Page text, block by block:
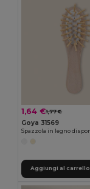
1,64 €1,77 €
Goya 31569
Aggiungi al carrello